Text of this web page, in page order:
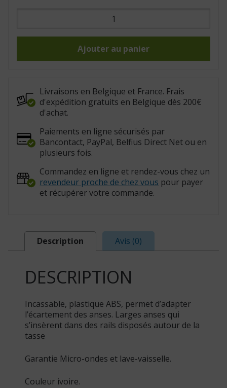
quantité
Tasse
ivoire
Ajouter au panier
Livraisons en Belgique et France. Frais
d'expédition gratuits en Belgique dès 200€
d'achat.
Paiements en ligne sécurisés par
Bancontact, PayPal, Belfius Direct Net ou en
plusieurs fois.
Commandez en ligne et rendez-vous chez un
revendeur proche de chez vous pour payer
et récupérer votre commande.
Description Avis (0)
DESCRIPTION
Incassable, plastique ABS, permet d’adapter
l’écartement des anses. Larges anses qui
s’insèrent dans des rails disposés autour de la
tasse
Garantie Micro-ondes et lave-vaisselle.
Couleur ivoire.